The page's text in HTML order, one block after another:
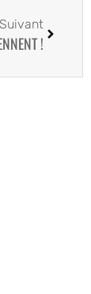
Suivant
!